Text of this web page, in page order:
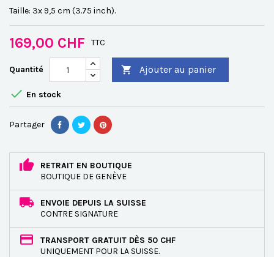
Taille: 3x 9,5 cm (3.75 inch).
169,00 CHF TTC
Quantité  Ajouter au panier
 En stock
Partager
RETRAIT EN BOUTIQUE
BOUTIQUE DE GENÈVE
ENVOIE DEPUIS LA SUISSE
CONTRE SIGNATURE
TRANSPORT GRATUIT DÈS 50 CHF
UNIQUEMENT POUR LA SUISSE.